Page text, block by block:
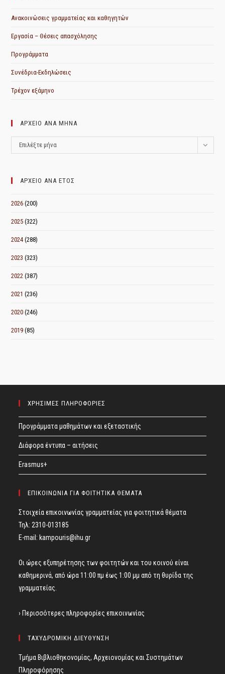
Ανακοινώσεις γραμματείας και καθηγητών
Εργασία – Θέσεις απασχόλησης
Προγράμματα
Συνέδρια-Εκδηλώσεις
Τρέχον εξάμηνο
ΑΡΧΕΙΟ ΑΝΑ ΜΗΝΑ
ΑΡΧΕΙΟ
ΑΝΑ
Επιλέξτε μήνα
ΑΡΧΕΙΟ ΑΝΑ ΕΤΟΣ
2026 (200)
2025 (322)
2024 (288)
2023 (323)
2022 (387)
2021 (236)
2020 (246)
2019 (85)
ΧΡΗΣΙΜΕΣ ΠΛΗΡΟΦΟΡΙΕΣ
Προγράμματα μαθημάτων και εξεταστικής
Διάφορα έντυπα – αιτήσεις
Erasmus+
ΕΠΙΚΟΙΝΩΝΙΑ ΓΙΑ ΦΟΙΤΗΤΙΚΑ ΘΕΜΑΤΑ
Στοιχεία επικοινωνίας γραμματείας για φοιτητικά θέματα
Τηλ: 2310-013185
E-mail: kampouris@ihu.gr
Οι ώρες εξυπηρέτησης των φοιτητών και του κοινού είναι
καθημερινά, από ώρα 11:00 πμ έως 1:00 μμ από τη θυρίδα της
γραμματείας.
› Περισσότερες πληροφορίες επικοινωνίας
ΤΑΧΥΔΡΟΜΙΚΗ ΔΙΕΥΘΥΝΣΗ
Τμήμα Βιβλιοθηκονομίας, Αρχειονομίας και Συστημάτων
Πληροφόρησης